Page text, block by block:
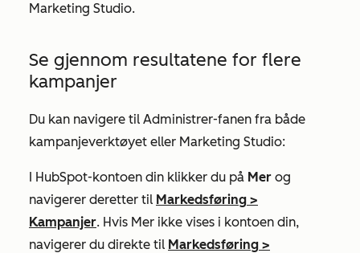
Marketing Studio.
Se gjennom resultatene for flere
kampanjer
Du kan navigere til Administrer-fanen fra både
kampanjeverktøyet eller Marketing Studio:
I HubSpot-kontoen din klikker du på Mer og
navigerer deretter til Markedsføring >
Kampanjer. Hvis Mer ikke vises i kontoen din,
navigerer du direkte til Markedsføring >